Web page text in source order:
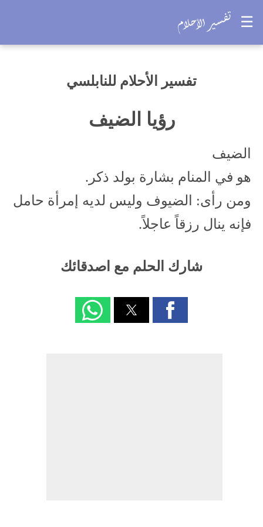
☰
تفسير الأحلام للنابلسي
رؤيا الضيف
الضيف
هو في المنام بشارة بولد ذكر.
ومن رأى: الضيوف وليس لديه إمرأة حامل
فإنه ينال رزقاً عاجلاً.
شارك الحلم مع اصدقائك